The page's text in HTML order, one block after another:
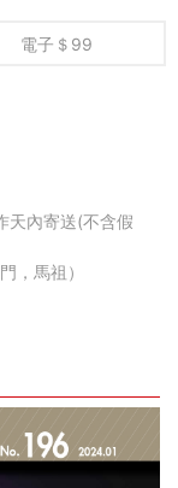
電子＄99
天內寄送(不含假
，馬祖）